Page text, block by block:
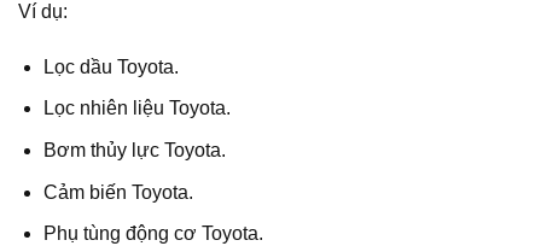
Ví dụ:
Lọc dầu Toyota.
Lọc nhiên liệu Toyota.
Bơm thủy lực Toyota.
Cảm biến Toyota.
Phụ tùng động cơ Toyota.